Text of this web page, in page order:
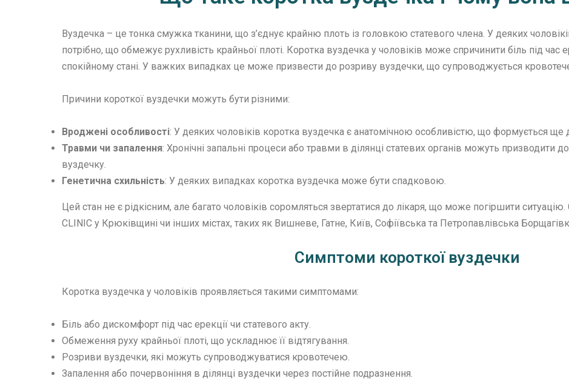
Вуздечка – це тонка смужка тканини, що з’єднує крайню плоть із головкою статевого члена. У деяких
потрібно, що обмежує рухливість крайньої плоті. Коротка вуздечка у чоловіків може спричинити біль під час
спокійному стані. У важких випадках це може призвести до розриву вуздечки, що супроводжується
Причини короткої вуздечки можуть бути різними:
Вроджені особливості: У деяких чоловіків коротка вуздечка є анатомічною особливістю, що формується ще
Травми чи запалення: Хронічні запальні процеси або травми в ділянці статевих органів можуть призводити
вуздечку.
Генетична схильність: У деяких випадках коротка вуздечка може бути спадковою.
Цей стан не є рідкісним, але багато чоловіків соромляться звертатися до лікаря, що може погіршити
CLINIC у Крюківщині чи інших містах, таких як Вишневе, Гатне, Київ, Софіївська та Петропавлівська
Симптоми короткої вуздечки
Коротка вуздечка у чоловіків проявляється такими симптомами:
Біль або дискомфорт під час ерекції чи статевого акту.
Обмеження руху крайньої плоті, що ускладнює її відтягування.
Розриви вуздечки, які можуть супроводжуватися кровотечею.
Запалення або почервоніння в ділянці вуздечки через постійне подразнення.